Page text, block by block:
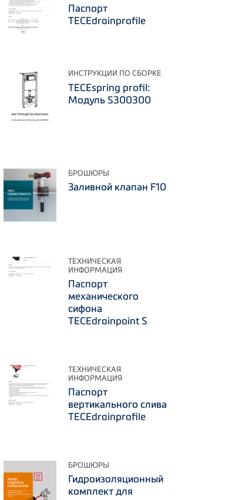
Паспорт
TECEdrainprofile
ИНСТРУКЦИИ ПО СБОРКЕ
TECEspring profil:
Модуль S300300
БРОШЮРЫ
Заливной клапан F10
ТЕХНИЧЕСКАЯ
ИНФОРМАЦИЯ
Паспорт
механического
сифона
TECEdrainpoint S
ТЕХНИЧЕСКАЯ
ИНФОРМАЦИЯ
Паспорт
вертикального слива
TECEdrainprofile
БРОШЮРЫ
Гидроизоляционный
комплект для